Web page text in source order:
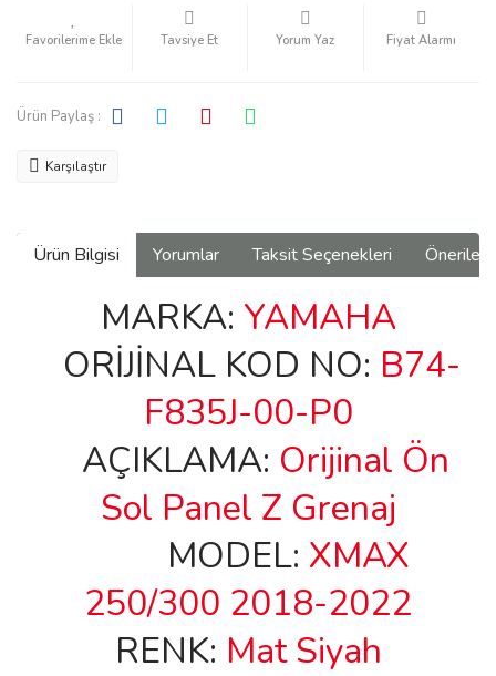
Tavsiye Et Yorum Yaz Fiyat Alarmı
Ürün Paylaş :
Karşılaştır
Ürün Bilgisi Yorumlar Taksit Seçenekleri
MARKA: YAMAHA
ORİJİNAL KOD NO: B74-
F835J-00-P0
AÇIKLAMA: Orijinal Ön
Sol Panel Z Grenaj
MODEL: XMAX
250/300 2018-2022
RENK: Mat Siyah